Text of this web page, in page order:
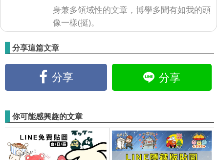
身兼多領域性的文章，博學多聞有如我的頭
像一樣(挺)。
分享這篇文章
分享 分享
你可能感興趣的文章